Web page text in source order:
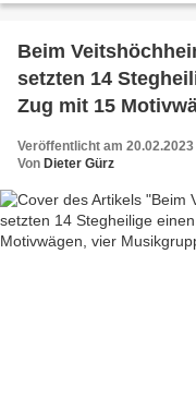
Beim
setzten 14
Zug mit 15
Veröffentlicht am
Von Dieter Gürz